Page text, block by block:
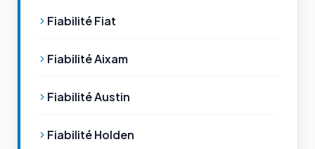
Fiabilité Fiat
Fiabilité Aixam
Fiabilité Austin
Fiabilité Holden